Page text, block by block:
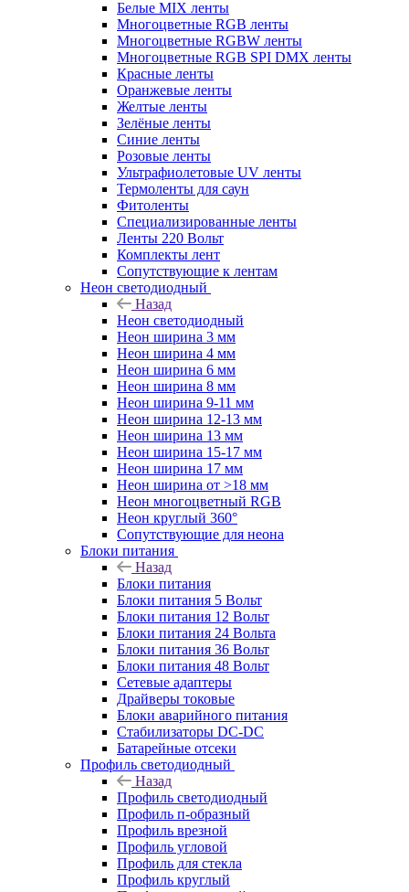
Белые MIX ленты
Многоцветные RGB ленты
Многоцветные RGBW ленты
Многоцветные RGB SPI DMX ленты
Красные ленты
Оранжевые ленты
Желтые ленты
Зелёные ленты
Синие ленты
Розовые ленты
Ультрафиолетовые UV ленты
Термоленты для саун
Фитоленты
Специализированные ленты
Ленты 220 Вольт
Комплекты лент
Сопутствующие к лентам
Неон светодиодный
Назад
Неон светодиодный
Неон ширина 3 мм
Неон ширина 4 мм
Неон ширина 6 мм
Неон ширина 8 мм
Неон ширина 9-11 мм
Неон ширина 12-13 мм
Неон ширина 13 мм
Неон ширина 15-17 мм
Неон ширина 17 мм
Неон ширина от >18 мм
Неон многоцветный RGB
Неон круглый 360°
Сопутствующие для неона
Блоки питания
Назад
Блоки питания
Блоки питания 5 Вольт
Блоки питания 12 Вольт
Блоки питания 24 Вольта
Блоки питания 36 Вольт
Блоки питания 48 Вольт
Сетевые адаптеры
Драйверы токовые
Блоки аварийного питания
Стабилизаторы DC-DC
Батарейные отсеки
Профиль светодиодный
Назад
Профиль светодиодный
Профиль п-образный
Профиль врезной
Профиль угловой
Профиль для стекла
Профиль круглый